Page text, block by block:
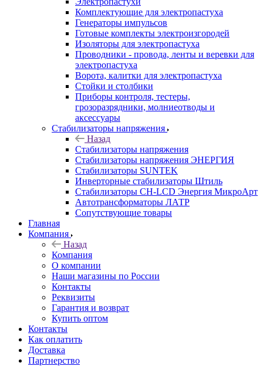
Комплектующие для электропастуха
Генераторы импульсов
Готовые комплекты электроизгородей
Изоляторы для электропастуха
Проводники - провода, ленты и веревки для
электропастуха
Ворота, калитки для электропастуха
Стойки и столбики
Приборы контроля, тестеры,
грозоразрядники, молниеотводы и
аксессуары
Стабилизаторы напряжения
Назад
Стабилизаторы напряжения
Стабилизаторы напряжения ЭНЕРГИЯ
Стабилизаторы SUNTEK
Инверторные стабилизаторы Штиль
Стабилизаторы СН-LCD Энepгия МикроАрт
Автотрансформаторы ЛАТР
Сопутствующие товары
Главная
Компания
Назад
Компания
О компании
Наши магазины по России
Контакты
Реквизиты
Гарантия и возврат
Купить оптом
Контакты
Как оплатить
Доставка
Партнерство